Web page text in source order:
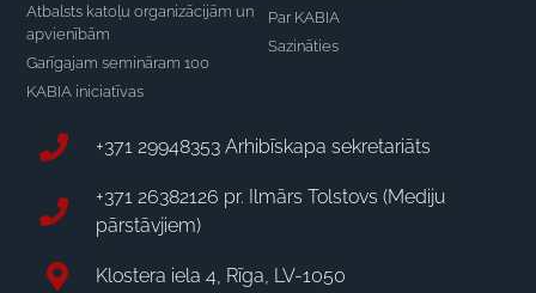
Atbalsts katoļu organizācijām un
apvienībām
Garīgajam semināram 100
KABIA iniciatīvas
Par KABIA
Sazināties
+371 29948353 Arhibīskapa sekretariāts
+371 26382126 pr. Ilmārs Tolstovs (Mediju
pārstāvjiem)
Klostera iela 4, Rīga, LV-1050